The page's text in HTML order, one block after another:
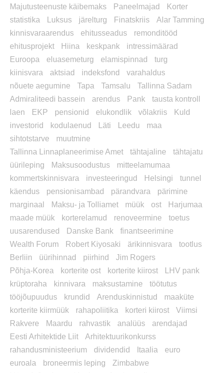
Majutusteenuste käibemaks
Paneelmajad
Korter
statistika
Luksus järelturg Finatskriis
Alar Tamming
kinnisvaraarendus
ehitusseadus
remonditööd
ehitusprojekt
Hiina keskpank
intressimäärad
Euroopa
eluasemeturg elamispinnad
turg
kiinisvara
aktsiad indeksfond
varahaldus
nõuete aegumine
Tapa Tamsalu
Tallinna Sadam
Admiraliteedi bassein
arendus Pank
tausta kontroll
laen
EKP pensionid elukondlik võlakriis
Kuld
investorid
kodulaenud Läti Leedu
maa
sihtotstarve
muutmine
Tallinna Linnaplaneerimise Amet
tähtajaline
tähtajatu
üürileping
Maksusoodustus
mitteelamumaa
kommertskinnisvara
investeeringud Helsingi
tunnel
käendus
pensionisambad pärandvara
pärimine
marginaal
Maksu- ja Tolliamet müük ost
Harjumaa
maade müük
korterelamud renoveermine
toetus
uusarendused
Danske Bank
finantseerimine
Wealth Forum
Robert Kiyosaki ärikinnisvara
tootlus
Berliin
üürihinnad piirhind
Jim Rogers
Põhja-Korea
korterite ost korterite kiirost
LHV pank
krüptoraha
kinnivara maksustamine
töötutus
tööjõupuudus
krundid Arenduskinnistud
maaküte
korterite kiirmüük
rahapoliitika korteri kiirost
Viimsi
Rakvere
Maardu rahvastik analüüs
arendajad
Eesti Arhitektide Liit
Arhitektuurikonkurss
rahandusministeerium
dividendid Itaalia
euro
euroala
broneermis leping
Zimbabwe